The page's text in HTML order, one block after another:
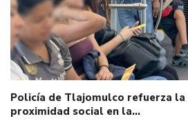
Policía de Tlajomulco refuerza la
proximidad social en la…